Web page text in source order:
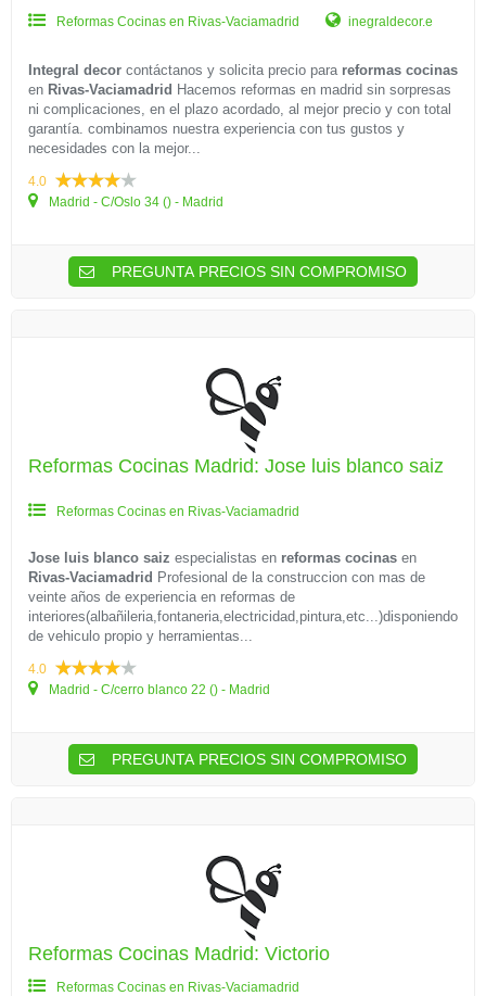
Reformas Cocinas en Rivas-Vaciamadrid inegraldecor.e
Integral decor contáctanos y solicita precio para reformas cocinas
en Rivas-Vaciamadrid Hacemos reformas en madrid sin sorpresas
ni complicaciones, en el plazo acordado, al mejor precio y con total
garantía. combinamos nuestra experiencia con tus gustos y
necesidades con la mejor...
4.0
Madrid - C/Oslo 34 () - Madrid
PREGUNTA PRECIOS SIN COMPROMISO
Reformas Cocinas Madrid: Jose luis blanco saiz
Reformas Cocinas en Rivas-Vaciamadrid
Jose luis blanco saiz especialistas en reformas cocinas en
Rivas-Vaciamadrid Profesional de la construccion con mas de
veinte años de experiencia en reformas de
interiores(albañileria,fontaneria,electricidad,pintura,etc...)disponiendo
de vehiculo propio y herramientas...
4.0
Madrid - C/cerro blanco 22 () - Madrid
PREGUNTA PRECIOS SIN COMPROMISO
Reformas Cocinas Madrid: Victorio
Reformas Cocinas en Rivas-Vaciamadrid